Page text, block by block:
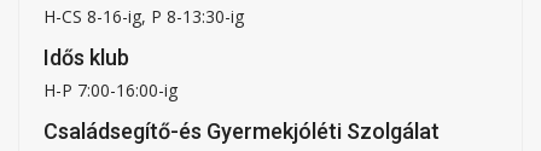
H-CS 8-16-ig, P 8-13:30-ig
Idős klub
H-P 7:00-16:00-ig
Családsegítő-és Gyermekjóléti Szolgálat